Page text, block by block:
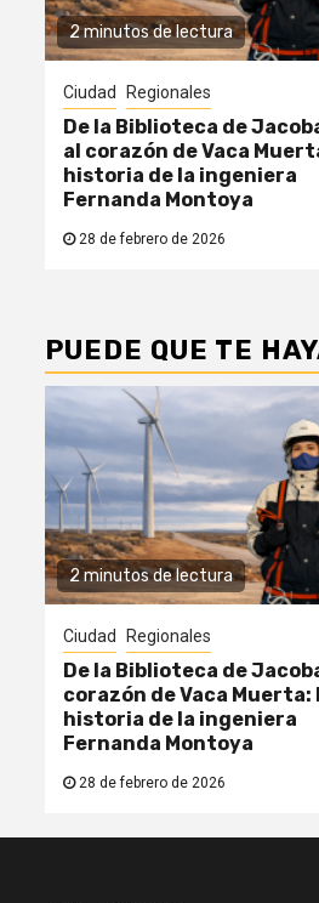
2 minutos de lectura
Ciudad Regionales
De la Biblioteca de
al corazón de Vaca
historia de la ingeniera
Fernanda Montoya
28 de febrero de 2026
PUEDE QUE TE
2 minutos de lectura
Ciudad Regionales
De la Biblioteca de
corazón de Vaca Muerta:
historia de la ingeniera
Fernanda Montoya
28 de febrero de 2026